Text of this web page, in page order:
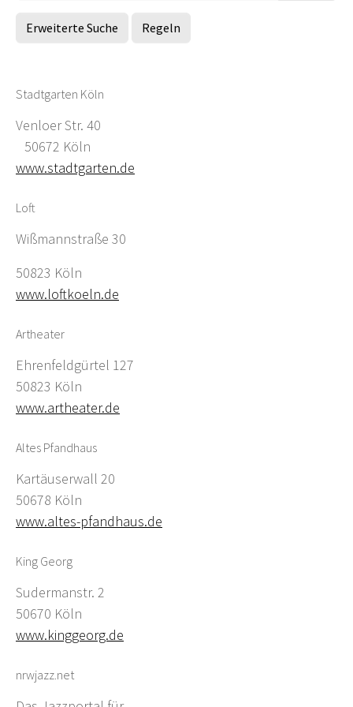
Erweiterte Suche Regeln
Stadtgarten Köln
Venloer Str. 40
50672 Köln
www.stadtgarten.de
Loft
Wißmannstraße 30
50823 Köln
www.loftkoeln.de
Artheater
Ehrenfeldgürtel 127
50823 Köln
www.artheater.de
Altes Pfandhaus
Kartäuserwall 20
50678 Köln
www.altes-pfandhaus.de
King Georg
Sudermanstr. 2
50670 Köln
www.kinggeorg.de
nrwjazz.net